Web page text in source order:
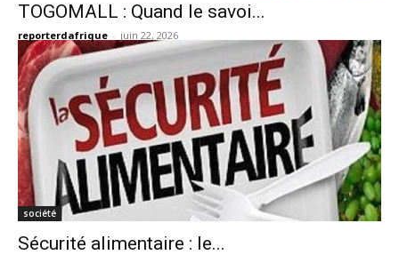
TOGOMALL : Quand le savoi...
reporterdafrique - juin 22, 2026
société
Sécurité alimentaire : le...